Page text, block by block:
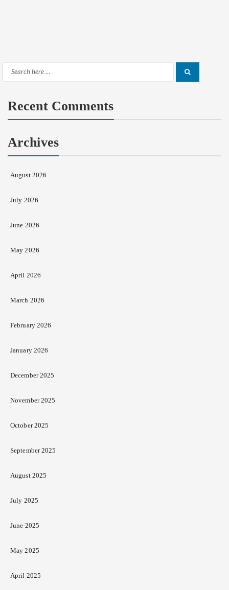
Search
Recent Comments
Archives
August 2026
July 2026
June 2026
May 2026
April 2026
March 2026
February 2026
January 2026
December 2025
November 2025
October 2025
September 2025
August 2025
July 2025
June 2025
May 2025
April 2025